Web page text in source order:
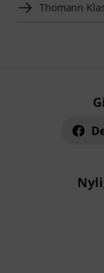
Thomann